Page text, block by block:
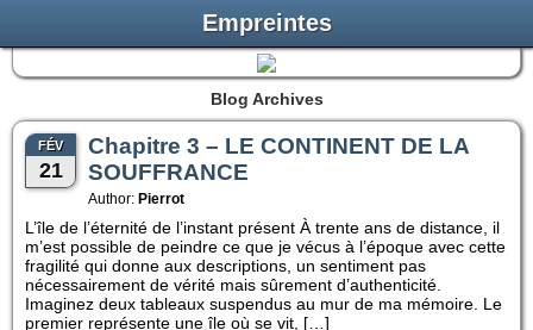
Empreintes
Blog Archives
FÉV
21
Chapitre 3 – LE CONTINENT DE LA
SOUFFRANCE
Author: Pierrot
L’île de l’éternité de l’instant présent À trente ans de distance, il
m’est possible de peindre ce que je vécus à l’époque avec cette
fragilité qui donne aux descriptions, un sentiment pas
nécessairement de vérité mais sûrement d’authenticité.
Imaginez deux tableaux suspendus au mur de ma mémoire. Le
premier représente une île où se vit, […]